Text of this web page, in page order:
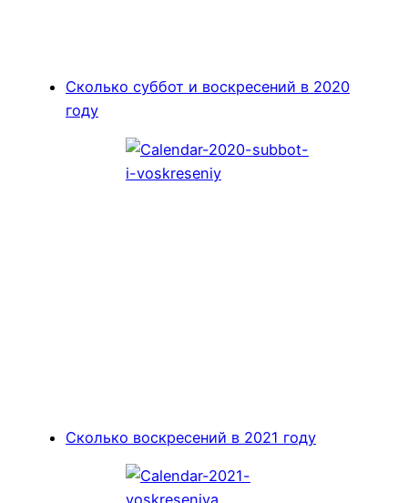
Сколько суббот и воскресений в 2020
году
Сколько воскресений в 2021 году